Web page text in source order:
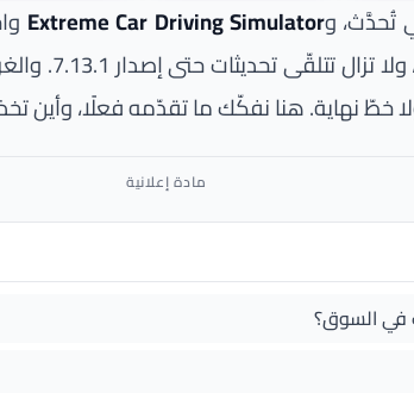
تُحدَّث، وExtreme Car Driving Simulator
وتجاوزت
خطّ نهاية. هنا نفكّك ما تقدّمه فعلًا، وأين